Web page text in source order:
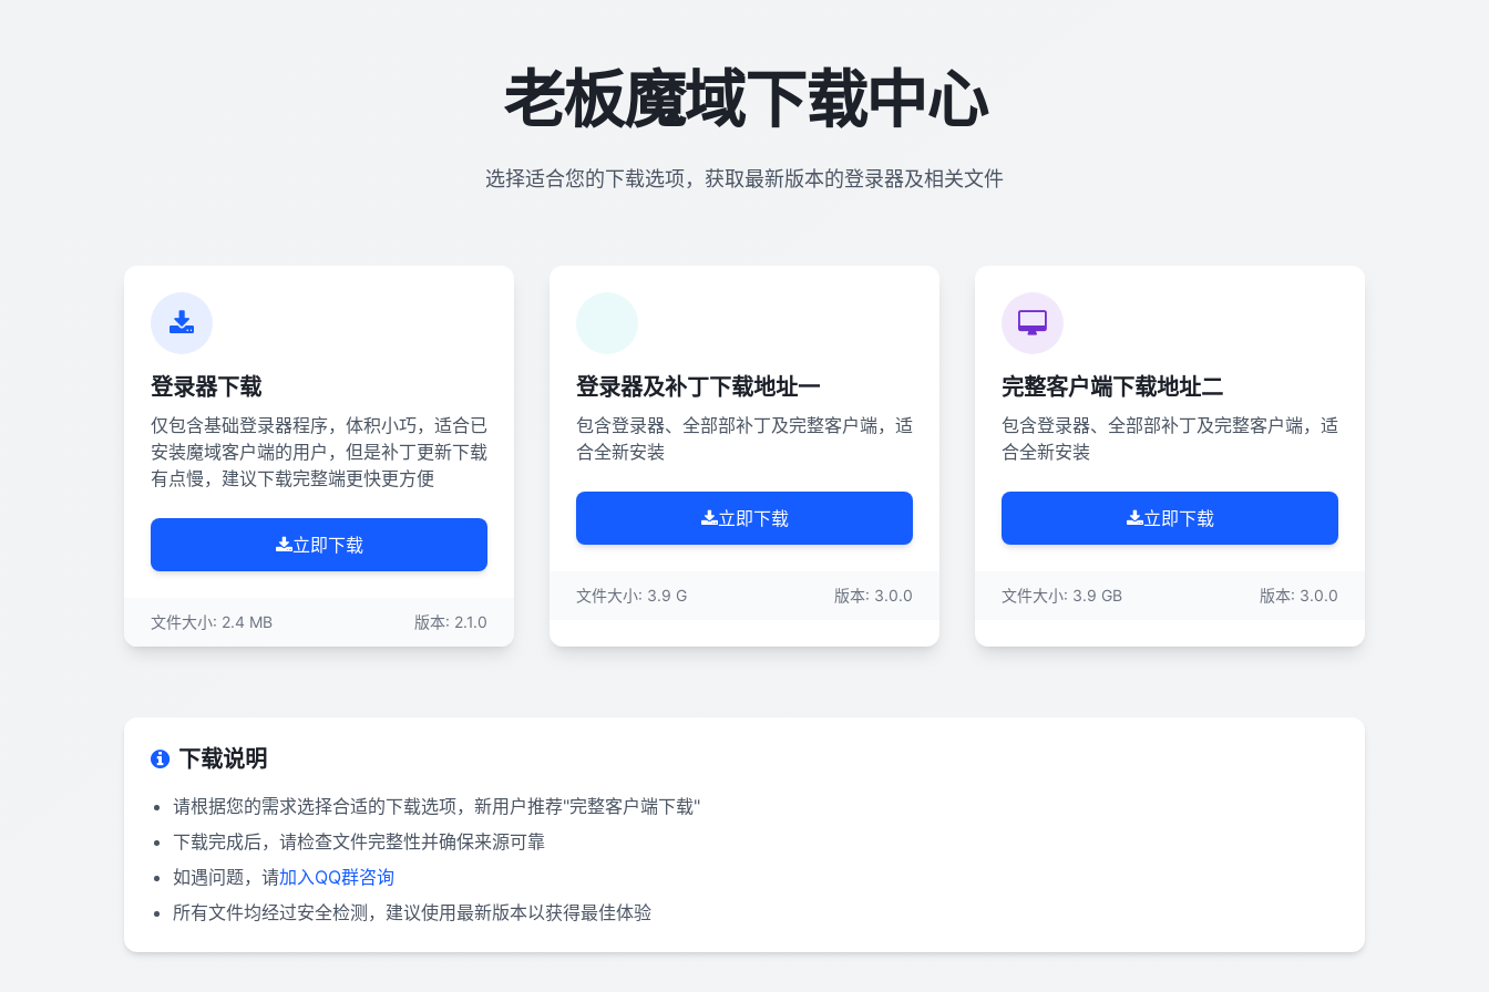
老板魔域下载中心
选择适合您的下载选项，获取最新版本的登录器及相关文件
登录器下载
仅包含基础登录器程序，体积小巧，适合已
安装魔域客户端的用户，但是补丁更新下载
有点慢，建议下载完整端更快更方便
立即下载
文件大小: 2.4 MB 版本: 2.1.0
登录器及补丁下载地址一
包含登录器、全部部补丁及完整客户端，适
合全新安装
立即下载
文件大小: 3.9 G 版本: 3.0.0
完整客户端下载地址二
包含登录器、全部部补丁及完整客户端，适
合全新安装
立即下载
文件大小: 3.9 GB 版本: 3.0.0
下载说明
请根据您的需求选择合适的下载选项，新用户推荐"完整客户端下载"
下载完成后，请检查文件完整性并确保来源可靠
如遇问题，请加入QQ群咨询
所有文件均经过安全检测，建议使用最新版本以获得最佳体验